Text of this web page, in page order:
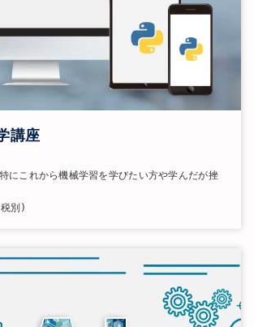
講座
にこれから機械学習を学びたい方や学んだが挫
別)